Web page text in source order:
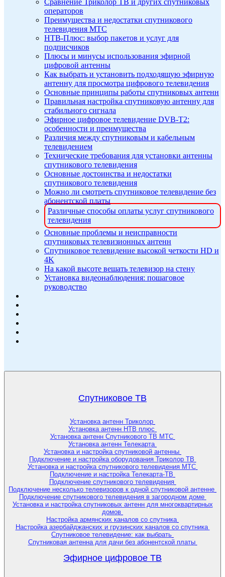
операторов
Преимущества и недостатки спутникового
телевидения МТС
НТВ-Плюс: выбор пакетов и услуг для
подписчиков
Плюсы и минусы использования эфирной
цифровой антенны
Как выбрать и установить подходящую эфирную
антенну для просмотра цифрового телевидения
Основные принципы работы спутниковых антенн
Правильная настройка спутниковую антенну для
стабильного сигнала
Эфирное цифровое телевидение DVB-T2:
особенности и преимущества
Различия между спутниковым и кабельным
телевидением
Технические требования для установки антенны
спутникового телевидения
Основные достоинства и недостатки
спутникового телевидения
Можно ли смотреть спутниковое телевидение без
абонентской платы
Различные способы оплаты услуг спутникового
телевидения
Основные проблемы и неисправности
спутниковых телевизионных антенн
Спутниковое телевидение высокой четкости HD и
4K
На какой высоте вешать телевизор на стену
Установка видеонаблюдения: пошаговое
руководство
Спутниковое ТВ
Установка антенн Триколор
Установка антенн НТВ плюс
Установка антенн Спутникового ТВ МТС
Установка антенн Телекарта
Установка и настройка спутниковой антенны
Подключение и настройка оборудования Триколор ТВ
Установка и настройка спутникового телевидения МТС
Подключение и настройка Телекарта-ТВ
Подключение спутникового телевидения
Подключение несколько телевизоров к одной спутниковой антенне
Подключение спутникового телевидения в загородном доме
Установка и настройка спутниковых антенн для многоквартирных
домов
Настройка армянских каналов со спутника
Настройка азербайджанских и грузинских каналов со спутника
Спутниковое телевидение: как выбрать
Спутниковая антенна для дачи без абонентской платы
Эфирное цифровое ТВ